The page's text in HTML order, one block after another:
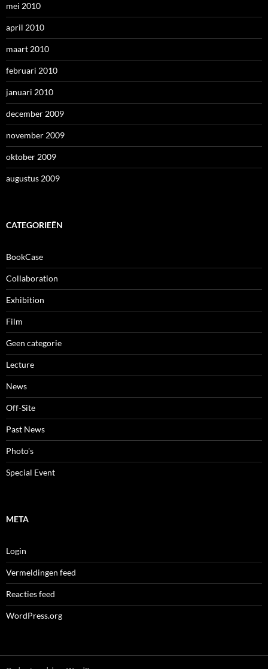
mei 2010
april 2010
maart 2010
februari 2010
januari 2010
december 2009
november 2009
oktober 2009
augustus 2009
CATEGORIEËN
BookCase
Collaboration
Exhibition
Film
Geen categorie
Lecture
News
Off-Site
Past News
Photo's
Special Event
META
Login
Vermeldingen feed
Reacties feed
WordPress.org